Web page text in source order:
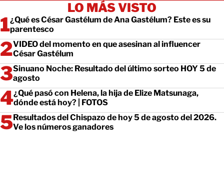
LO MÁS VISTO
¿Qué es César Gastélum de Ana Gastélum? Este es su
parentesco
VIDEO del momento en que asesinan al influencer
César Gastélum
Sinuano Noche: Resultado del último sorteo HOY 5 de
agosto
¿Qué pasó con Helena, la hija de Elize Matsunaga,
dónde está hoy? | FOTOS
Resultados del Chispazo de hoy 5 de agosto del 2026.
Ve los números ganadores